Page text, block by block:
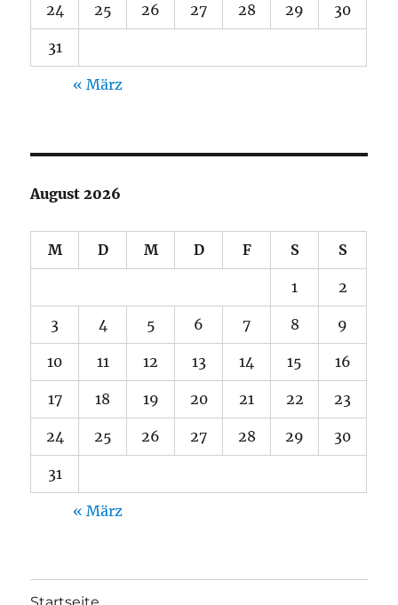
24 25 26 27 28 29 30
31
« März
August 2026
M D M D F S S
1 2
3 4 5 6 7 8 9
10 11 12 13 14 15 16
17 18 19 20 21 22 23
24 25 26 27 28 29 30
31
« März
Startseite